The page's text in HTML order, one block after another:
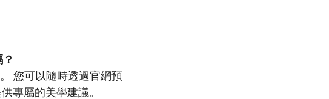
您可以隨時透過官網預
專屬的美學建議。